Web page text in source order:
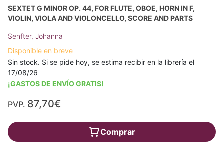
SEXTET G MINOR OP. 44, FOR FLUTE, OBOE, HORN IN F,
VIOLIN, VIOLA AND VIOLONCELLO, SCORE AND PARTS
Senfter, Johanna
Disponible en breve
Sin stock. Si se pide hoy, se estima recibir en la librería el
17/08/26
¡GASTOS DE ENVÍO GRATIS!
PVP. 87,70€
Comprar